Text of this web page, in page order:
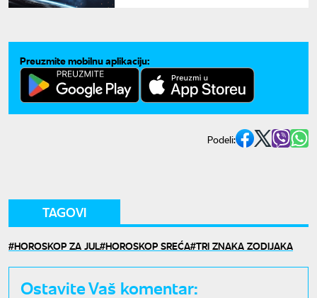
Preuzmite mobilnu aplikaciju:
Podeli:
TAGOVI
HOROSKOP ZA JUL HOROSKOP SREĆA TRI ZNAKA ZODIJAKA
Ostavite Vaš komentar: